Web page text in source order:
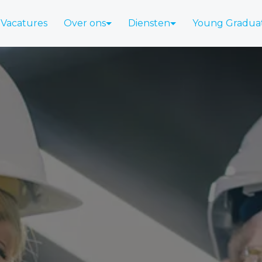
Vacatures Over ons Diensten Young